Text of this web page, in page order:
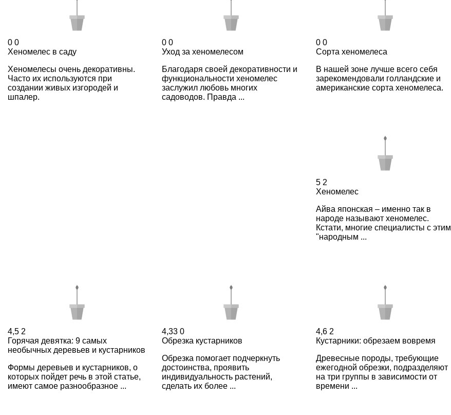
0 0
Хеномелес в саду
Хеномелесы очень декоративны.
Часто их используются при
создании живых изгородей и
шпалер.
0 0
Уход за хеномелесом
Благодаря своей декоративности и
функциональности хеномелес
заслужил любовь многих
садоводов. Правда ...
0 0
Сорта хеномелеса
В нашей зоне лучше всего себя
зарекомендовали голландские и
американские сорта хеномелеса.
5 2
Хеномелес
Айва японская – именно так в
народе называют хеномелес.
Кстати, многие специалисты с этим
"народным ...
4,5 2
Горячая девятка: 9 самых
необычных деревьев и кустарников
Формы деревьев и кустарников, о
которых пойдет речь в этой статье,
имеют самое разнообразное ...
4,33 0
Обрезка кустарников
Обрезка помогает подчеркнуть
достоинства, проявить
индивидуальность растений,
сделать их более ...
4,6 2
Кустарники: обрезаем вовремя
Древесные породы, требующие
ежегодной обрезки, подразделяют
на три группы в зависимости от
времени ...